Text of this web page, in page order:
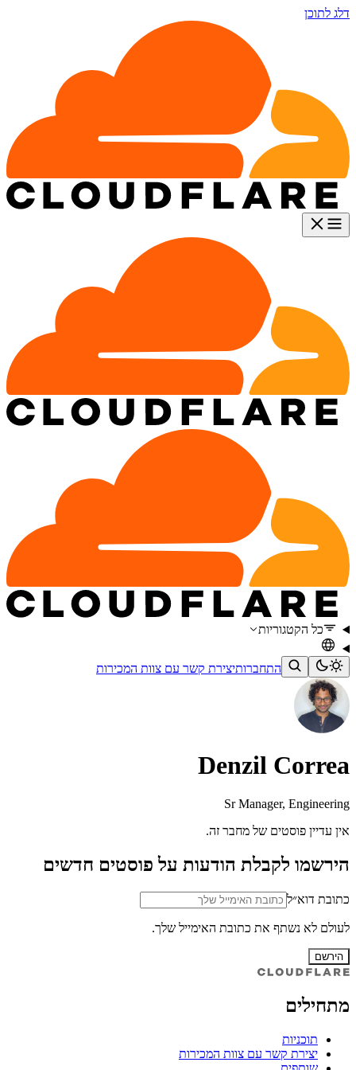
דלג לתוכן
כל הקטגוריות
התחברותיצירת קשר עם צוות המכירות
Denzil Correa
Sr Manager, Engineering
אין עדיין פוסטים של מחבר זה.
הירשמו לקבלת הודעות על פוסטים חדשים
כתובת דוא״ל
לעולם לא נשתף את כתובת האימייל שלך.
הירשם
מתחילים
תוכניות
יצירת קשר עם צוות המכירות